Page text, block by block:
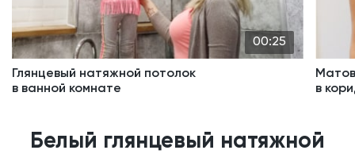
00:25
Глянцевый натяжной потолок
в ванной комнате
в
Белый глянцевый натяжной